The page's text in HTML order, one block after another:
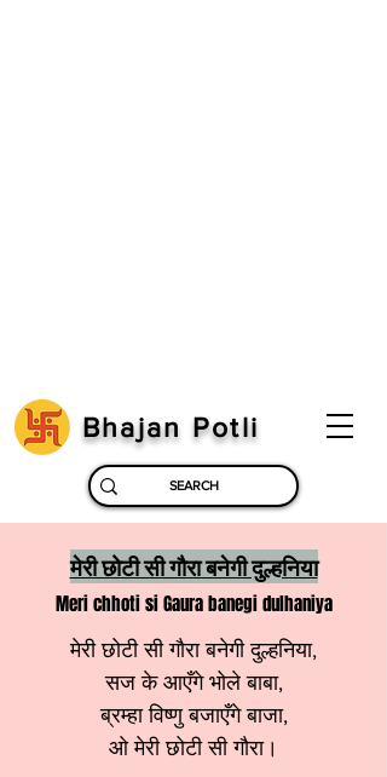
Bhajan Potli
मेरी छोटी सी गौरा बनेगी दुल्हनिया
Meri chhoti si Gaura banegi dulhaniya
मेरी छोटी सी गौरा बनेगी दुल्हनिया,
सज के आएँगे भोले बाबा,
ब्रम्हा विष्णु बजाएँगे बाजा,
ओ मेरी छोटी सी गौरा।